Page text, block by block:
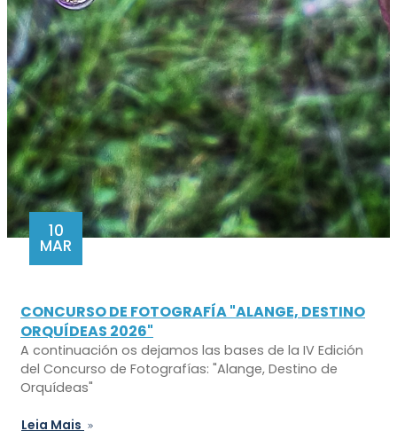
10
MAR
CONCURSO DE FOTOGRAFÍA "ALANGE, DESTINO
ORQUÍDEAS 2026"
A continuación os dejamos las bases de la IV Edición
del Concurso de Fotografías: "Alange, Destino de
Orquídeas"
Leia Mais